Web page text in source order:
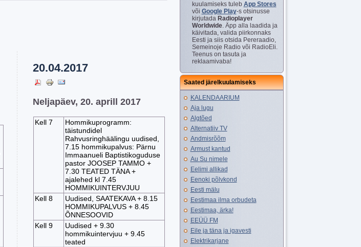
20.04.2017
Neljapäev, 20. aprill 2017
Kell 7
Hommikuprogramm:
täistundidel
Rahvusringhäälingu uudised,
7.15 hommikupalvus: Pärnu
Immaanueli Baptistikoguduse
pastor JOOSEP TAMMO +
7.30 TEATED TÄNA +
ajalehed kl 7.45
HOMMIKUINTERVJUU
Kell 8
Uudised, SAATEKAVA + 8.15
HOMMIKUPALVUS + 8.45
ÕNNESOOVID
Kell 9
Uudised + 9.30
hommikuintervjuu + 9.45
teated
kuulamiseks tuleb App Stores
või Google Play-s otsinusse
kirjutada Radioplayer
Worldwide. Äpp alla laadida ja
käivitada, valida piirkonnaks
Eesti ja siis otsida Pereraadio,
Semeinoje Radio või RadioEli.
Teenus on tasuta ja
reklaamivaba!
Saated järelkuulamiseks
KALENDAARIUM
Aja lugu
Algtõed
Alternatiiv TV
Andmisrõõm
Armust kantud
Au Su nimele
Eelimi allikad
Eenoki põlvkond
Eesti mälu
Eestimaa ilma orbudeta
Eestimaa, ärka!
EEÜÜ FM
Eile ja täna ja igavesti
Elektrikarjane